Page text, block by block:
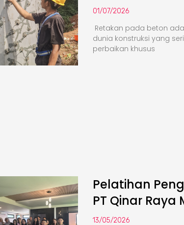
01/07/2026
Retakan pada beton
dunia konstruksi yang
perbaikan khusus
Pelatihan
PT Qinar Raya
13/05/2026